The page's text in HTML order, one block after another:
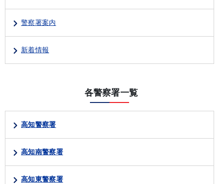
警察署案内
新着情報
各警察署一覧
高知警察署
高知南警察署
高知東警察署